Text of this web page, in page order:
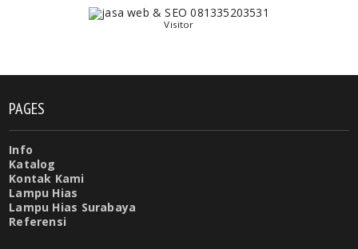
Visitor
PAGES
Info
Katalog
Kontak Kami
Lampu Hias
Lampu Hias Surabaya
Referensi